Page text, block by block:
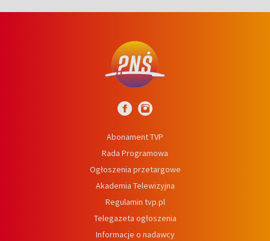
Abonament TVP
Rada Programowa
Ogłoszenia przetargowe
Akademia Telewizyjna
Regulamin tvp.pl
Telegazeta ogłoszenia
Informacje o nadawcy